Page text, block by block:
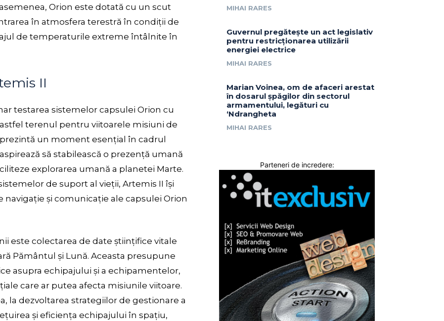
Orion este dotată cu un scut
în atmosfera terestră în condiții de
de temperaturile extreme întâlnite în
II
testarea sistemelor capsulei Orion cu
terenul pentru viitoarele misiuni de
un moment esențial în cadrul
să stabilească o prezență umană
explorarea umană a planetei Marte.
de suport al vieții, Artemis II își
și comunicație ale capsulei Orion
este colectarea de date științifice vitale
Pământul și Lună. Aceasta presupune
asupra echipajului și a echipamentelor,
care ar putea afecta misiunile viitoare.
la dezvoltarea strategiilor de gestionare a
și eficiența echipajului în spațiu,
MIHAI RARES
Guvernul pregătește un act legislativ
pentru restricționarea utilizării
energiei electrice
MIHAI RARES
Marian Voinea, om de afaceri arestat
în dosarul șpăgilor din sectorul
armamentului, legături cu
‘Ndrangheta
MIHAI RARES
Parteneri de incredere: